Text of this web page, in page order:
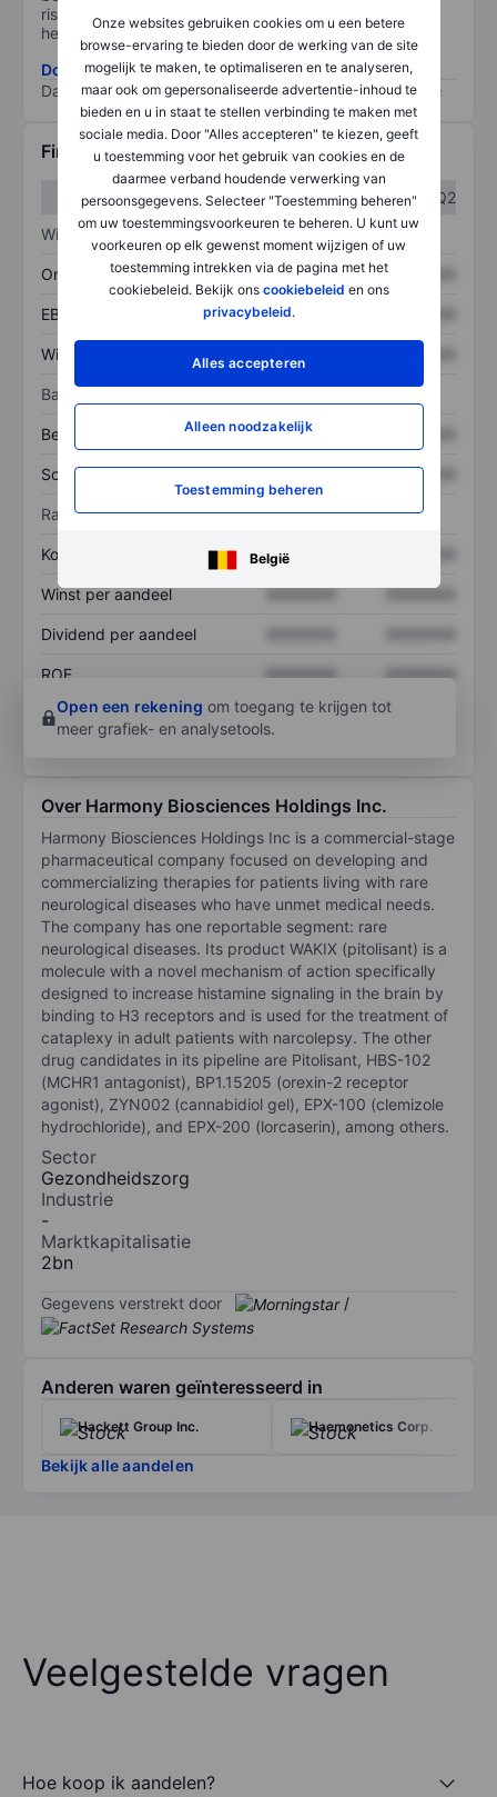
Onze websites gebruiken cookies om u een betere
browse-ervaring te bieden door de werking van de site
mogelijk te maken, te optimaliseren en te analyseren,
maar ook om gepersonaliseerde advertentie-inhoud te
bieden en u in staat te stellen verbinding te maken met
sociale media. Door "Alles accepteren" te kiezen, geeft
u toestemming voor het gebruik van cookies en de
daarmee verband houdende verwerking van
persoonsgegevens. Selecteer "Toestemming beheren"
om uw toestemmingsvoorkeuren te beheren. U kunt uw
voorkeuren op elk gewenst moment wijzigen of uw
toestemming intrekken via de pagina met het
cookiebeleid. Bekijk ons cookiebeleid en ons
privacybeleid.
Alles accepteren
Alleen noodzakelijk
Toestemming beheren
België
risico, hoe beter (0 staat voor geen risico en 100 voor
het grootste risico).
Download de ESG-risicomethodologie
Data provided by
/
Financiële gegevens
Q1
Q2
Winst/verlies
Omzet XXXXXXX XXXXXXX
EBITDA XXXXXXX
Winst
Balans
Bezittingen XXXXXXX
Schulden XXXXXXX XXXXXXX
Ratio's
Koers/omzetratio XXXXXXX
Winst per aandeel XXXXXXX XXXXXXX
Dividend per aandeel
ROE XXXXXXX
XXXXXXX
Open een rekening om toegang te krijgen tot
meer grafiek- en analysetools.
Over Harmony Biosciences Holdings Inc.
Harmony Biosciences Holdings Inc is a commercial-stage
pharmaceutical company focused on developing and
commercializing therapies for patients living with rare
neurological diseases who have unmet medical needs.
The company has one reportable segment: rare
neurological diseases. Its product WAKIX (pitolisant) is a
molecule with a novel mechanism of action specifically
designed to increase histamine signaling in the brain by
binding to H3 receptors and is used for the treatment of
cataplexy in adult patients with narcolepsy. The other
drug candidates in its pipeline are Pitolisant, HBS-102
(MCHR1 antagonist), BP1.15205 (orexin-2 receptor
agonist), ZYN002 (cannabidiol gel), EPX-100 (clemizole
hydrochloride), and EPX-200 (lorcaserin), among others.
Sector
Gezondheidszorg
Industrie
-
Marktkapitalisatie
2bn
Gegevens verstrekt door /
Anderen waren geïnteresseerd in
Hackett Group Inc. Haemonetics Corp.
Bekijk alle aandelen
Veelgestelde vragen
Hoe koop ik aandelen?